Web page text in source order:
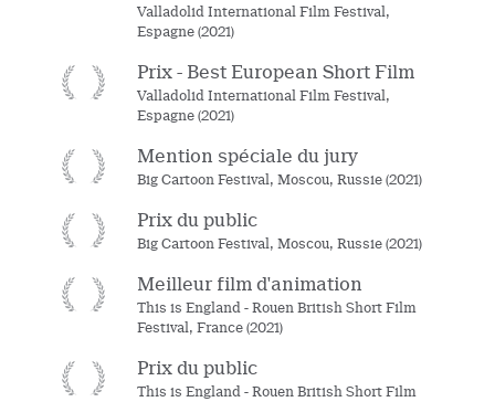
Valladolid International Film Festival,
Espagne (2021)
Prix - Best European Short Film
Valladolid International Film Festival,
Espagne (2021)
Mention spéciale du jury
Big Cartoon Festival, Moscou, Russie (2021)
Prix du public
Big Cartoon Festival, Moscou, Russie (2021)
Meilleur film d'animation
This is England - Rouen British Short Film
Festival, France (2021)
Prix du public
This is England - Rouen British Short Film